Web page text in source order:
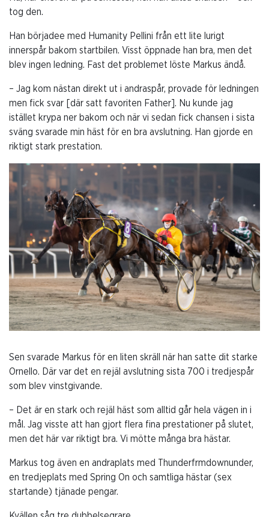
tog den.
Han börjadee med Humanity Pellini från ett lite lurigt
innerspår bakom startbilen. Visst öppnade han bra, men det
blev ingen ledning. Fast det problemet löste Markus ändå.
– Jag kom nästan direkt ut i andraspår, provade för ledningen
men fick svar [där satt favoriten Father]. Nu kunde jag
istället krypa ner bakom och när vi sedan fick chansen i sista
sväng svarade min häst för en bra avslutning. Han gjorde en
riktigt stark prestation.
Sen svarade Markus för en liten skräll när han satte dit starke
Ornello. Där var det en rejäl avslutning sista 700 i tredjespår
som blev vinstgivande.
– Det är en stark och rejäl häst som alltid går hela vägen in i
mål. Jag visste att han gjort flera fina prestationer på slutet,
men det här var riktigt bra. Vi mötte många bra hästar.
Markus tog även en andraplats med Thunderfrmdownunder,
en tredjeplats med Spring On och samtliga hästar (sex
startande) tjänade pengar.